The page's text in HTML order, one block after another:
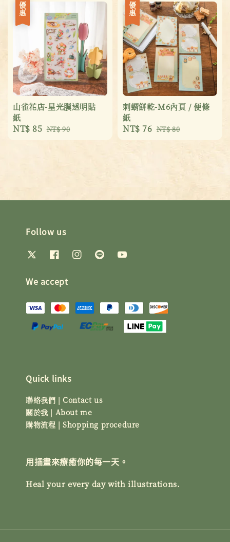
優惠
山雀花店-星光膜透明貼
紙
Sale
NT$ 85 Regular
NT$ 90
優惠
刺蝟餅乾-M6內頁 / 便條
紙
Sale
price
NT$ 76 Regular
NT$ 80
Follow us
We accept
Quick links
聯絡我們 | Contact us
關於我 | About me
購物流程 | Shopping procedure
用插畫來療癒你的每一天。
Heal your every day with illustrations.